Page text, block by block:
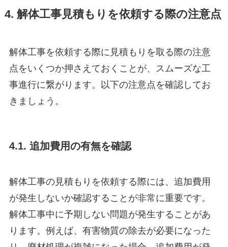
4. 解体工事見積もりを依頼する際の注意点
解体工事を依頼する際に見積もりを取る際の注意
点をいくつか押さえておくことが、スムーズな工
事進行に繋がります。以下の注意点を確認してお
きましょう。
4.1. 追加費用の有無を確認
解体工事の見積もりを依頼する際には、追加費用
が発生しないか確認することが非常に重要です。
解体工事中に予期しない問題が発生することがあ
ります。例えば、有害物質の除去が必要になった